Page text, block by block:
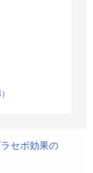
セボ効果の